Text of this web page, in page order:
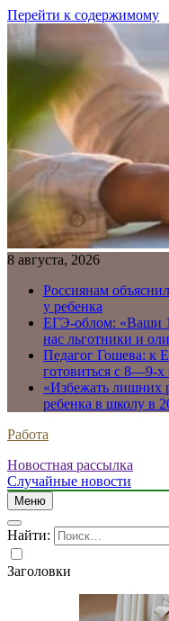
Перейти к содержимому
8 августа, 2026
Россиянам
у ребенка
ЕГЭ-облом: «Ваши
нас льготники и
Педагог Гошева: к
готовиться с 8—9-х
«Избежать лишних
ребенка в школу в
Работа
Новостная рассылка
Случайные новости
Меню
Найти:
Заголовки